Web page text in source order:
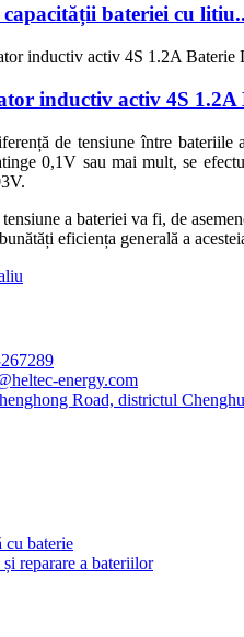
capacității bateriei cu
inductiv activ 4S 1.2A
de tensiune între bateriile
0,1V sau mai mult, se
a bateriei va fi, de
eficiența generală a
energy.com
Road, districtul
cu baterie
reparare a bateriilor